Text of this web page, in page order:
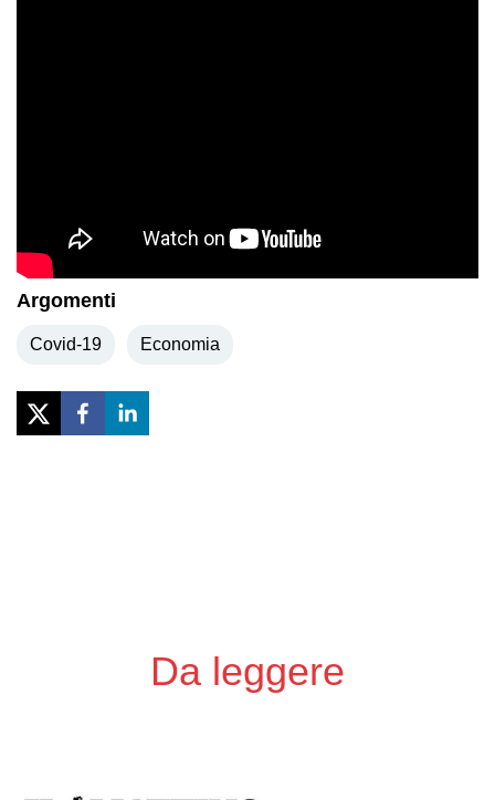
Argomenti
Covid-19 Economia
Da leggere